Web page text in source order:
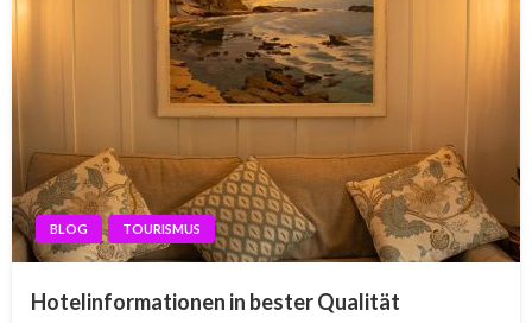
BLOG TOURISMUS
Hotelinformationen in bester Qualität